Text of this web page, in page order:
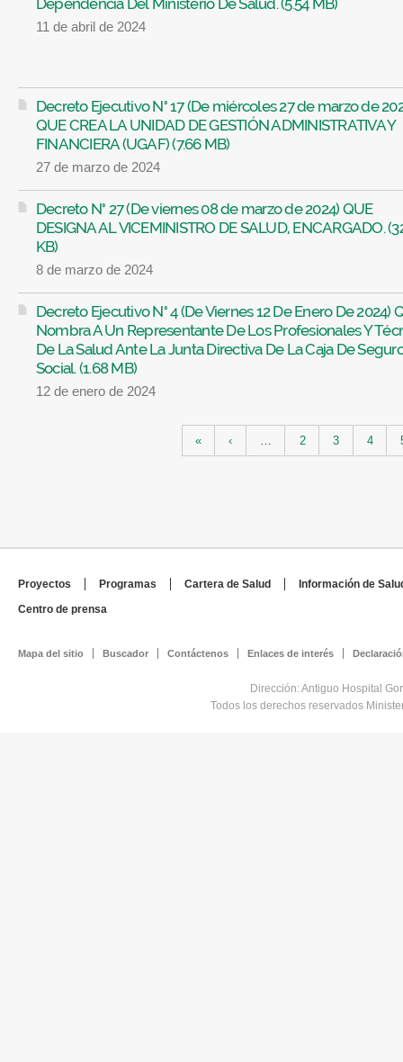
11 de abril de 2024
Decreto Ejecutivo N° 17 (De miércoles 27 de marzo de
QUE CREA LA UNIDAD DE GESTIÓN ADMINISTRATIVA Y
FINANCIERA (UGAF) (7.66 MB)
27 de marzo de 2024
Decreto N° 27 (De viernes 08 de marzo de 2024) QUE
DESIGNA AL VICEMINISTRO DE SALUD, ENCARGADO.
KB)
8 de marzo de 2024
Decreto Ejecutivo N° 4 (De Viernes 12 De Enero De 2024)
Nombra A Un Representante De Los Profesionales Y
De La Salud Ante La Junta Directiva De La Caja De
Social. (1.68 MB)
12 de enero de 2024
« ‹ 2 3 4
Proyectos Programas Cartera de Salud
Información de
Centro de prensa
Mapa del sitio Buscador Contáctenos Enlaces de interés
Dirección: Antiguo Hospital
Todos los derechos reservados